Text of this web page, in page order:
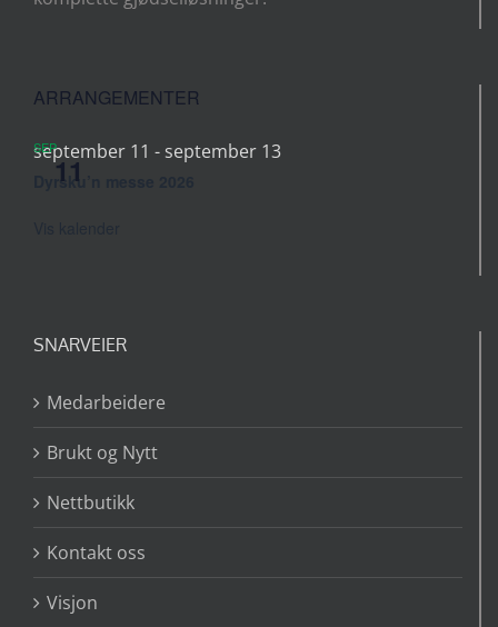
ARRANGEMENTER
SEP
11
september 11 - september 13
Dyrsku’n messe 2026
SNARVEIER
Medarbeidere
Brukt og Nytt
Nettbutikk
Kontakt oss
Visjon